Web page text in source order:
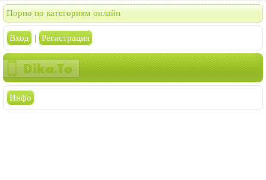
Порно по категориям онлайн
Вход | Регистрация
Инфо